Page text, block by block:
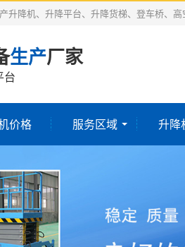
降机、升降平台、升降货梯、登车桥、高
生产厂家
台
价格 服务区域 升降